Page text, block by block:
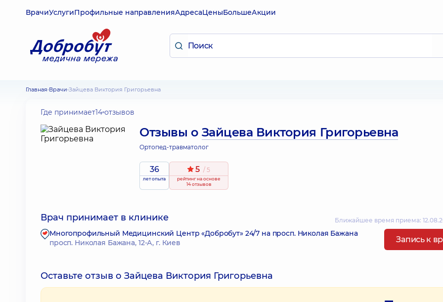
ВрачиУслугиПрофильные направленияАдресаЦеныБольшеАкции
Главная Врачи Зайцева Виктория Григорьевна
Где принимает14 отзывов
Отзывы о Зайцева Виктория Григорьевна
Ортопед-травматолог
36
лет опыта
5 / 5
рейтингна основе
14 отзывов
Врач принимает в клинике Ближайшее время приема:
Многопрофильный Медицинский Центр «Добробут» 24/7 на просп. Николая Бажана
просп. Николая Бажана, 12-А, г. Киев
Запись к
Оставьте отзыв о Зайцева Виктория Григорьевна